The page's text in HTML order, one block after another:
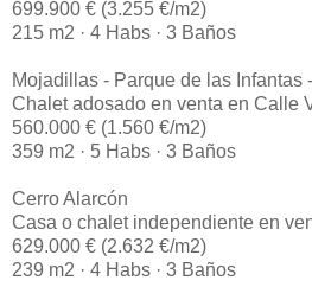
699.900 € (3.255 €/m2)
215 m2 · 4 Habs · 3 Baños
Mojadillas - Parque de las Infantas
Chalet adosado en venta en Calle
560.000 € (1.560 €/m2)
359 m2 · 5 Habs · 3 Baños
Cerro Alarcón
Casa o chalet independiente en
629.000 € (2.632 €/m2)
239 m2 · 4 Habs · 3 Baños